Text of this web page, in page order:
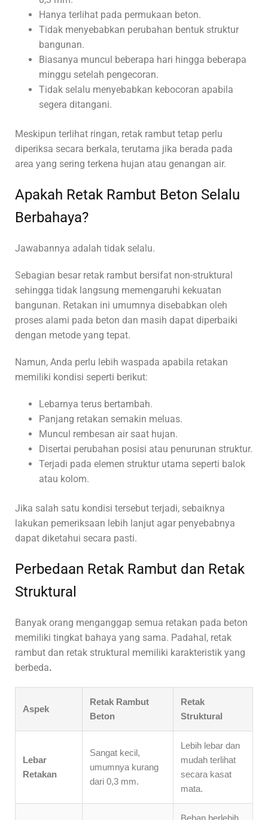
Hanya terlihat pada permukaan beton.
Tidak menyebabkan perubahan bentuk struktur
bangunan.
Biasanya muncul beberapa hari hingga beberapa
minggu setelah pengecoran.
Tidak selalu menyebabkan kebocoran apabila
segera ditangani.
Meskipun terlihat ringan, retak rambut tetap perlu
diperiksa secara berkala, terutama jika berada pada
area yang sering terkena hujan atau genangan air.
Apakah Retak Rambut Beton Selalu
Berbahaya?
Jawabannya adalah tidak selalu.
Sebagian besar retak rambut bersifat non-struktural
sehingga tidak langsung memengaruhi kekuatan
bangunan. Retakan ini umumnya disebabkan oleh
proses alami pada beton dan masih dapat diperbaiki
dengan metode yang tepat.
Namun, Anda perlu lebih waspada apabila retakan
memiliki kondisi seperti berikut:
Lebarnya terus bertambah.
Panjang retakan semakin meluas.
Muncul rembesan air saat hujan.
Disertai perubahan posisi atau penurunan struktur.
Terjadi pada elemen struktur utama seperti balok
atau kolom.
Jika salah satu kondisi tersebut terjadi, sebaiknya
lakukan pemeriksaan lebih lanjut agar penyebabnya
dapat diketahui secara pasti.
Perbedaan Retak Rambut dan Retak
Struktural
Banyak orang menganggap semua retakan pada beton
memiliki tingkat bahaya yang sama. Padahal, retak
rambut dan retak struktural memiliki karakteristik yang
berbeda.
Aspek
Retak Rambut
Beton
Retak
Struktural
Lebar
Retakan
Sangat kecil,
umumnya kurang
dari 0,3 mm.
Lebih lebar dan
mudah terlihat
secara kasat
mata.
Beban berlebih,